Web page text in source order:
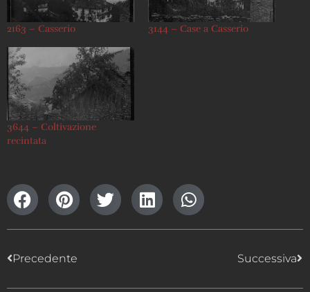
2163 – Casserio 3144 – Case a Casserio
3644 – Coltivazione
recintata
Precedente Successiva